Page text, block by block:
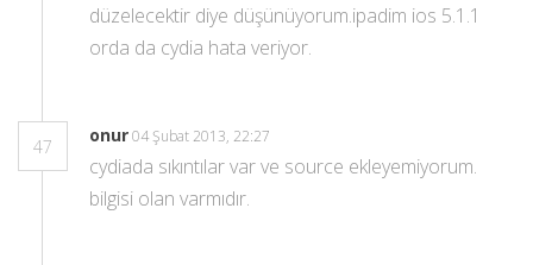
düzelecektir diye düşünüyorum.ipadim ios 5.1.1
orda da cydia hata veriyor.
47
onur04 Şubat 2013, 22:27
cydiada sıkıntılar var ve source ekleyemiyorum.
bilgisi olan varmıdır.